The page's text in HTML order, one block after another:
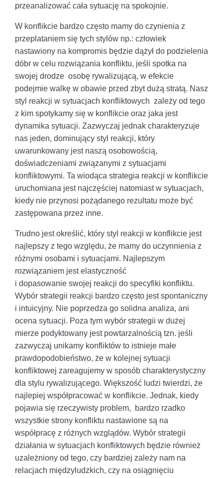
przeanalizować cała sytuację na spokojnie.
W konflikcie bardzo często mamy do czynienia z
przeplataniem się tych stylów np.: człowiek
nastawiony na kompromis będzie dążył do podzielenia
dóbr w celu rozwiązania konfliktu, jeśli spotka na
swojej drodze osobę rywalizującą, w efekcie
podejmie walkę w obawie przed zbyt dużą stratą. Nasz
styl reakcji w sytuacjach konfliktowych zależy od tego
z kim spotykamy się w konflikcie oraz jaka jest
dynamika sytuacji. Zazwyczaj jednak charakteryzuje
nas jeden, dominujący styl reakcji, który
uwarunkowany jest naszą osobowością,
doświadczeniami związanymi z sytuacjami
konfliktowymi. Ta wiodąca strategia reakcji w konflikcie
uruchomiana jest najczęściej natomiast w sytuacjach,
kiedy nie przynosi pożądanego rezultatu może być
zastępowana przez inne.
Trudno jest określić, który styl reakcji w konflikcie jest
najlepszy z tego względu, że mamy do uczynnienia z
różnymi osobami i sytuacjami. Najlepszym
rozwiązaniem jest elastyczność
i dopasowanie swojej reakcji do specyfiki konfliktu.
Wybór strategii reakcji bardzo często jest spontaniczny
i intuicyjny. Nie poprzedza go solidna analiza, ani
ocena sytuacji. Poza tym wybór strategii w dużej
mierze podyktowany jest powtarzalnością tzn. jeśli
zazwyczaj unikamy konfliktów to istnieje małe
prawdopodobieństwo, że w kolejnej sytuacji
konfliktowej zareagujemy w sposób charakterystyczny
dla stylu rywalizującego. Większość ludzi twierdzi, że
najlepiej współpracować w konflikcie. Jednak, kiedy
pojawia się rzeczywisty problem, bardzo rzadko
wszystkie strony konfliktu nastawione są na
współpracę z różnych wzglądów. Wybór strategii
działania w sytuacjach konfliktowych będzie również
uzależniony od tego, czy bardziej zależy nam na
relacjach międzyludzkich, czy na osiągnięciu